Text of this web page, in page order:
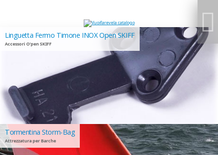
Linguetta Fermo Timone INOX Open SKIFF
Accessori O'pen SKIFF
Tormentina Storm-Bag
Attrezzatura per Barche